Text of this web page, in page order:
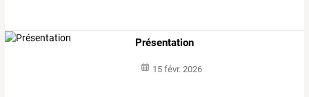
Présentation
15 févr. 2026